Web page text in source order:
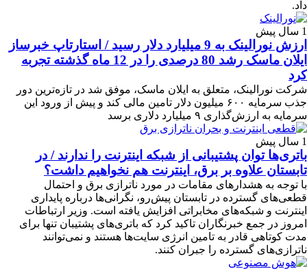
داد.
1 سال پیش
ارزش نورالینک به 9 میلیارد دلار رسید / استارتاپ خبرساز
ایلان ماسک رشد 80 درصدی را در 12 ماه گذشته تجربه
کرد
شرکت نورالینک، متعلق به ایلان ماسک، موفق شد در تازه‌ترین دور
جذب سرمایه ۶۰۰ میلیون دلار تامین مالی کند و پیش از ورود این
سرمایه به ارزش‌گذاری ۹ میلیارد دلاری برسد
1 سال پیش
باتری‌ها توان پشتیبانی از شبکه اینترنت را ندارند / در
تابستان علاوه بر برق، اینترنت هم نخواهیم داشت؟
با توجه به هشدارهای مقامات در مورد ناترازی برق و احتمال
قطعی‌های گسترده در تابستان پیش‌رو، نگرانی‌ها درباره پایداری
اینترنت و شبکه‌های مخابراتی افزایش یافته است. وزیر ارتباطات
امروز در جمع خبرنگاران تاکید کرد که باتری‌های پشتیبان تنها برای
مدت کوتاهی قادر به تامین انرژی سایت‌ها هستند و نمی‌توانند
ناترازی‌های گسترده را جبران کنند.